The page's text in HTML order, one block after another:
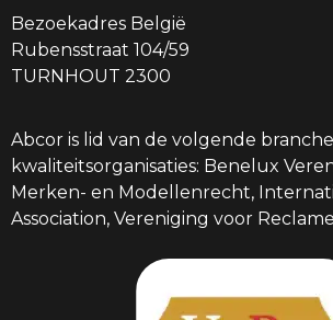
Bezoekadres België
Rubensstraat 104/59
TURNHOUT 2300
Abcor is lid van de volgende
kwaliteitsorganisaties: Benelux
Merken- en Modellenrecht,
Association, Vereniging voor